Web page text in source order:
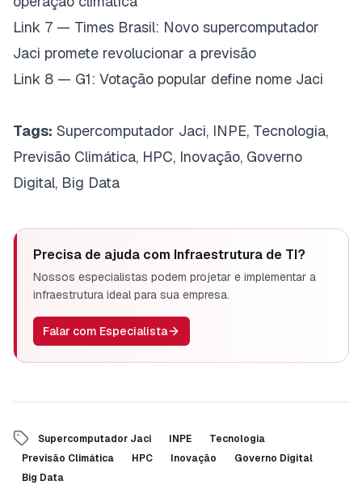
Link 7 — Times Brasil: Novo supercomputador
Jaci promete revolucionar a previsão
Link 8 — G1: Votação popular define nome Jaci
Tags: Supercomputador Jaci, INPE, Tecnologia,
Previsão Climática, HPC, Inovação, Governo
Digital, Big Data
Precisa de ajuda com Infraestrutura de TI?
Nossos especialistas podem projetar e implementar a
infraestrutura ideal para sua empresa.
Falar com Especialista
Supercomputador Jaci INPE
Tecnologia
Previsão Climática
HPC Inovação
Governo Digital
Big Data